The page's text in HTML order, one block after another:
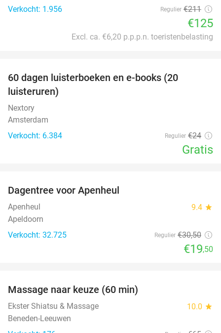
Verkocht: 1.956
Regulier €211
€125
Excl. ca. €6,20 p.p.p.n. toeristenbelasting
60 dagen luisterboeken en e-books (20
luisteruren)
Nextory
Amsterdam
Verkocht: 6.384
Regulier €24
Gratis
Dagentree voor Apenheul
Apenheul 9.4 star
Apeldoorn
Verkocht: 32.725
Regulier €30,50
€19,50
Massage naar keuze (60 min)
Ekster Shiatsu & Massage 10.0 star
Beneden-Leeuwen